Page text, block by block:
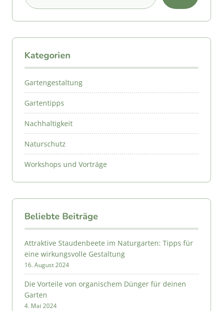
Kategorien
Gartengestaltung
Gartentipps
Nachhaltigkeit
Naturschutz
Workshops und Vorträge
Beliebte Beiträge
Attraktive Staudenbeete im Naturgarten: Tipps für
eine wirkungsvolle Gestaltung
16. August 2024
Die Vorteile von organischem Dünger für deinen
Garten
4. Mai 2024